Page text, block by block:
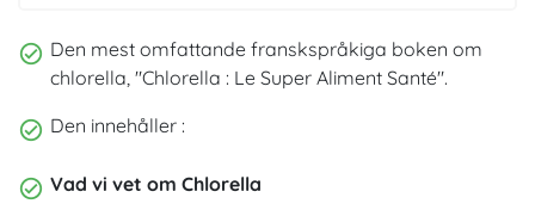
Den mest omfattande franskspråkiga boken om
chlorella, "Chlorella : Le Super Aliment Santé".
Den innehåller :
Vad vi vet om Chlorella